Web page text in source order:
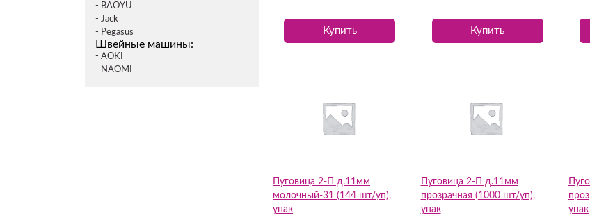
- BAOYU
- Jack
- Pegasus
Швейные машины:
- AOKI
- NAOMI
Купить Купить
Пуговица 2-П д.11мм
молочный-31 (144 шт/уп),
упак
Пуговица 2-П д.11мм
прозрачная (1000 шт/уп),
упак
упак